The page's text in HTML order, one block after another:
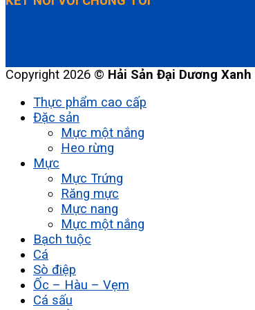
Copyright 2026 © Hải Sản Đại Dương Xanh
Thực phẩm cao cấp
Đặc sản
Mực một nắng
Heo rừng
Mực
Mực Trứng
Răng mực
Mực nang
Mực một nắng
Bạch tuộc
Cá
Sò điệp
Ốc – Hàu – Vẹm
Cá sấu